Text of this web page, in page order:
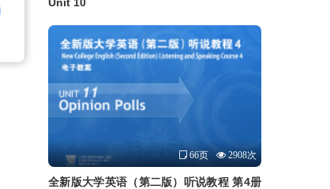
66页 2908次
全新版大学英语（第二版）听说教程 第4册